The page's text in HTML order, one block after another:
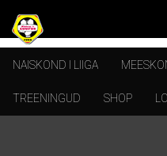
NAISKOND I LIIGA
TREENINGUD SHOP